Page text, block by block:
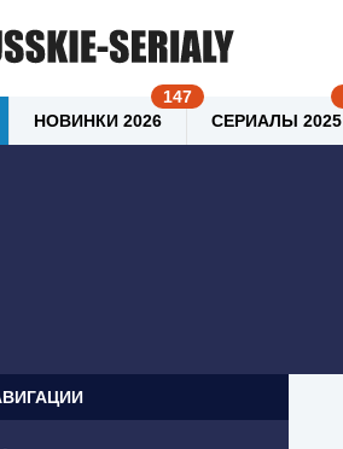
НОВИНКИ 2026 СЕРИАЛЫ 2025